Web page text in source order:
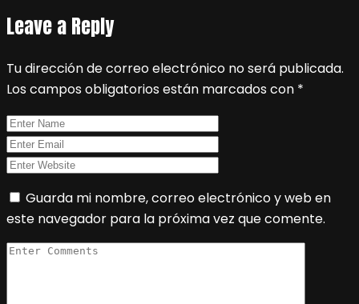
Leave a Reply
Tu dirección de correo electrónico no será publicada.
Los campos obligatorios están marcados con *
Guarda mi nombre, correo electrónico y web en
este navegador para la próxima vez que comente.